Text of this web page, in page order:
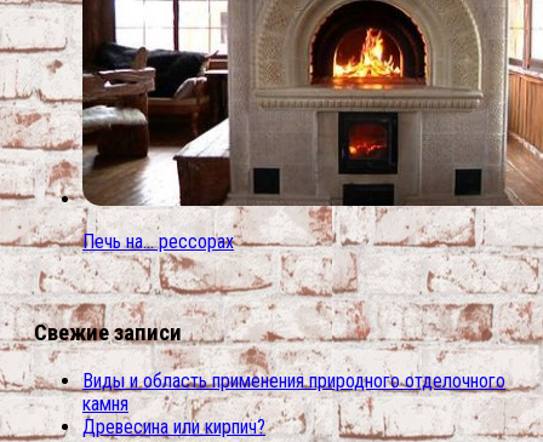
Печь на… рессорах
Свежие записи
Виды и область применения природного отделочного
камня
Древесина или кирпич?